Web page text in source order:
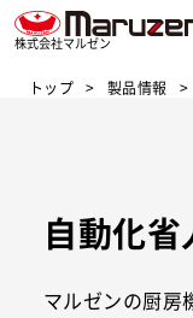
株式会社マルゼン
トップ 製品情報
自動化省
マルゼンの厨房